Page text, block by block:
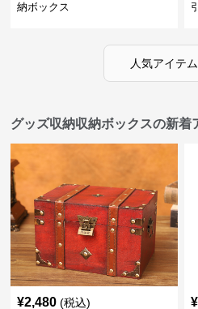
納ボックス
人気アイテ
グッズ収納収納ボックスの新着
¥2,480 (税込) ¥